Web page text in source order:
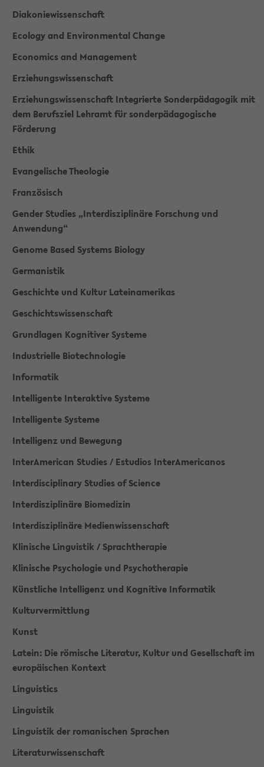
Diakoniewissenschaft
Ecology and Environmental Change
Economics and Management
Erziehungswissenschaft
Erziehungswissenschaft Integrierte Sonderpädagogik mit
dem Berufsziel Lehramt für sonderpädagogische
Förderung
Ethik
Evangelische Theologie
Französisch
Gender Studies „Interdisziplinäre Forschung und
Anwendung“
Genome Based Systems Biology
Germanistik
Geschichte und Kultur Lateinamerikas
Geschichtswissenschaft
Grundlagen Kognitiver Systeme
Industrielle Biotechnologie
Informatik
Intelligente Interaktive Systeme
Intelligente Systeme
Intelligenz und Bewegung
InterAmerican Studies / Estudios InterAmericanos
Interdisciplinary Studies of Science
Interdisziplinäre Biomedizin
Interdisziplinäre Medienwissenschaft
Klinische Linguistik / Sprachtherapie
Klinische Psychologie und Psychotherapie
Künstliche Intelligenz und Kognitive Informatik
Kulturvermittlung
Kunst
Latein: Die römische Literatur, Kultur und Gesellschaft im
europäischen Kontext
Linguistics
Linguistik
Linguistik der romanischen Sprachen
Literaturwissenschaft